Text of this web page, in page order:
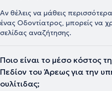
Αν θέλεις να μάθεις
ένας Οδοντίατρος, μπορείς να
σελίδας αναζήτησης.
Ποιο είναι το μέσο κόστος
Πεδίον του Άρεως για την
ουλίτιδας;